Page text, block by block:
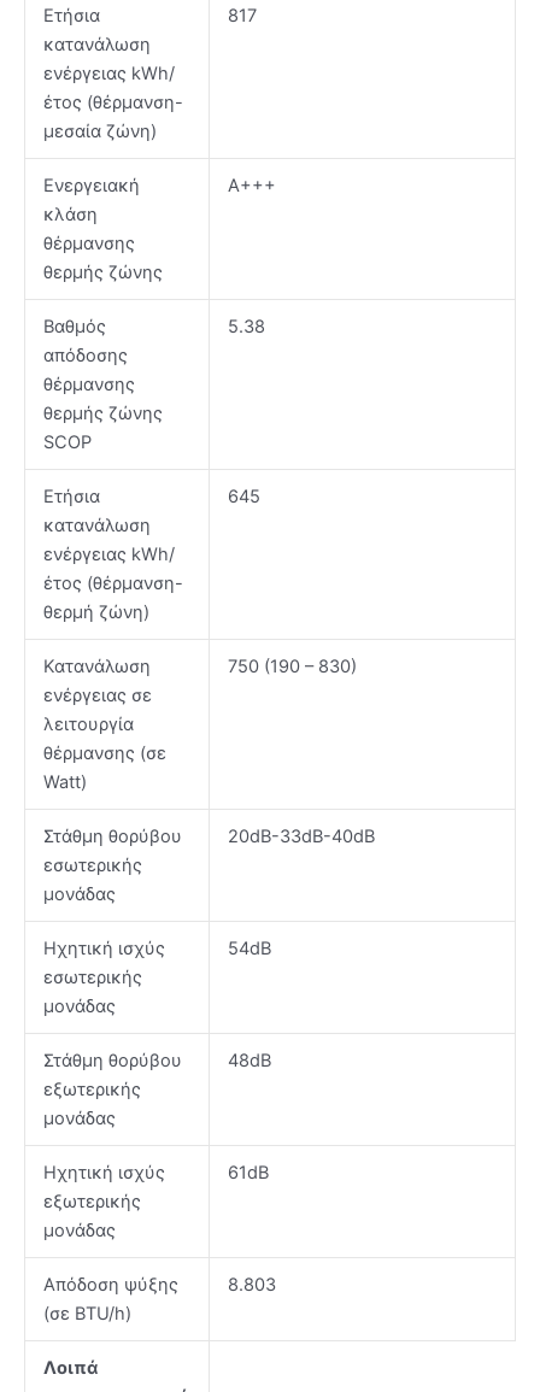
Ετήσια
κατανάλωση
ενέργειας kWh/
έτος (θέρμανση-
μεσαία ζώνη)
817
Ενεργειακή
κλάση
θέρμανσης
θερμής ζώνης
Α+++
Βαθμός
απόδοσης
θέρμανσης
θερμής ζώνης
SCOP
5.38
Ετήσια
κατανάλωση
ενέργειας kWh/
έτος (θέρμανση-
θερμή ζώνη)
645
Κατανάλωση
ενέργειας σε
λειτουργία
θέρμανσης (σε
Watt)
750 (190 – 830)
Στάθμη θορύβου
εσωτερικής
μονάδας
20dB-33dB-40dB
Ηχητική ισχύς
εσωτερικής
μονάδας
54dB
Στάθμη θορύβου
εξωτερικής
μονάδας
48dB
Ηχητική ισχύς
εξωτερικής
μονάδας
61dB
Απόδοση ψύξης
(σε BTU/h)
8.803
Λοιπά